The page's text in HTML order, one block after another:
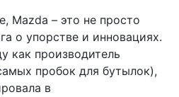
Mazda – это не просто
о упорстве и инновациях.
как производитель
пробок для бутылок),
в